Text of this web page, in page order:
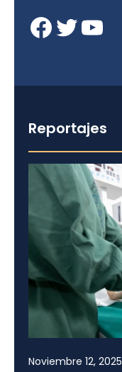
Facebook Twitter YouTube
Reportajes
Noviembre 12, 2025